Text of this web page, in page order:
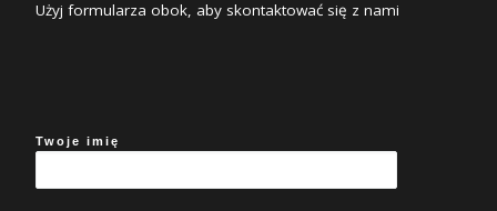
Użyj formularza obok, aby skontaktować się z nami
Twoje imię